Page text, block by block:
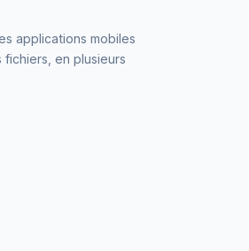
applications mobiles
en plusieurs